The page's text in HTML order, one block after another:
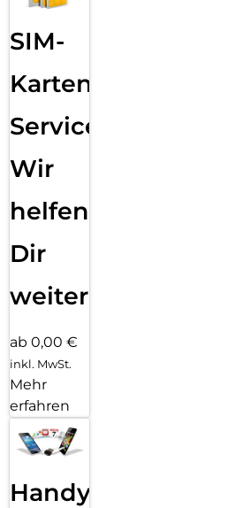
SIM-
Karten
Service:
Wir
helfen
Dir
weiter
ab 0,00 €
inkl. MwSt.
Mehr
erfahren
Handy